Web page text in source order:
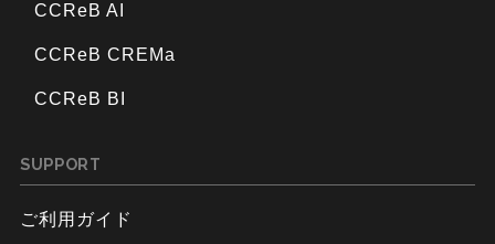
CCReB AI
CCReB CREMa
CCReB BI
SUPPORT
ご利用ガイド